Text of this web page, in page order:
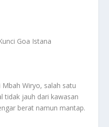
Goa Istana
Wiryo, salah satu
tidak jauh dari kawasan
berat namun mantap.